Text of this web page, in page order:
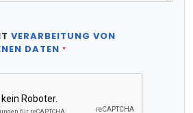
VERARBEITUNG VON
DATEN *